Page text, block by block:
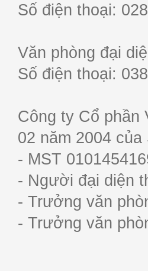
Số điện thoại:
Văn phòng đại
Số điện thoại:
Công ty Cổ phần
02 năm 2004
- MST
- Người đại diện
- Trưởng văn
- Trưởng văn